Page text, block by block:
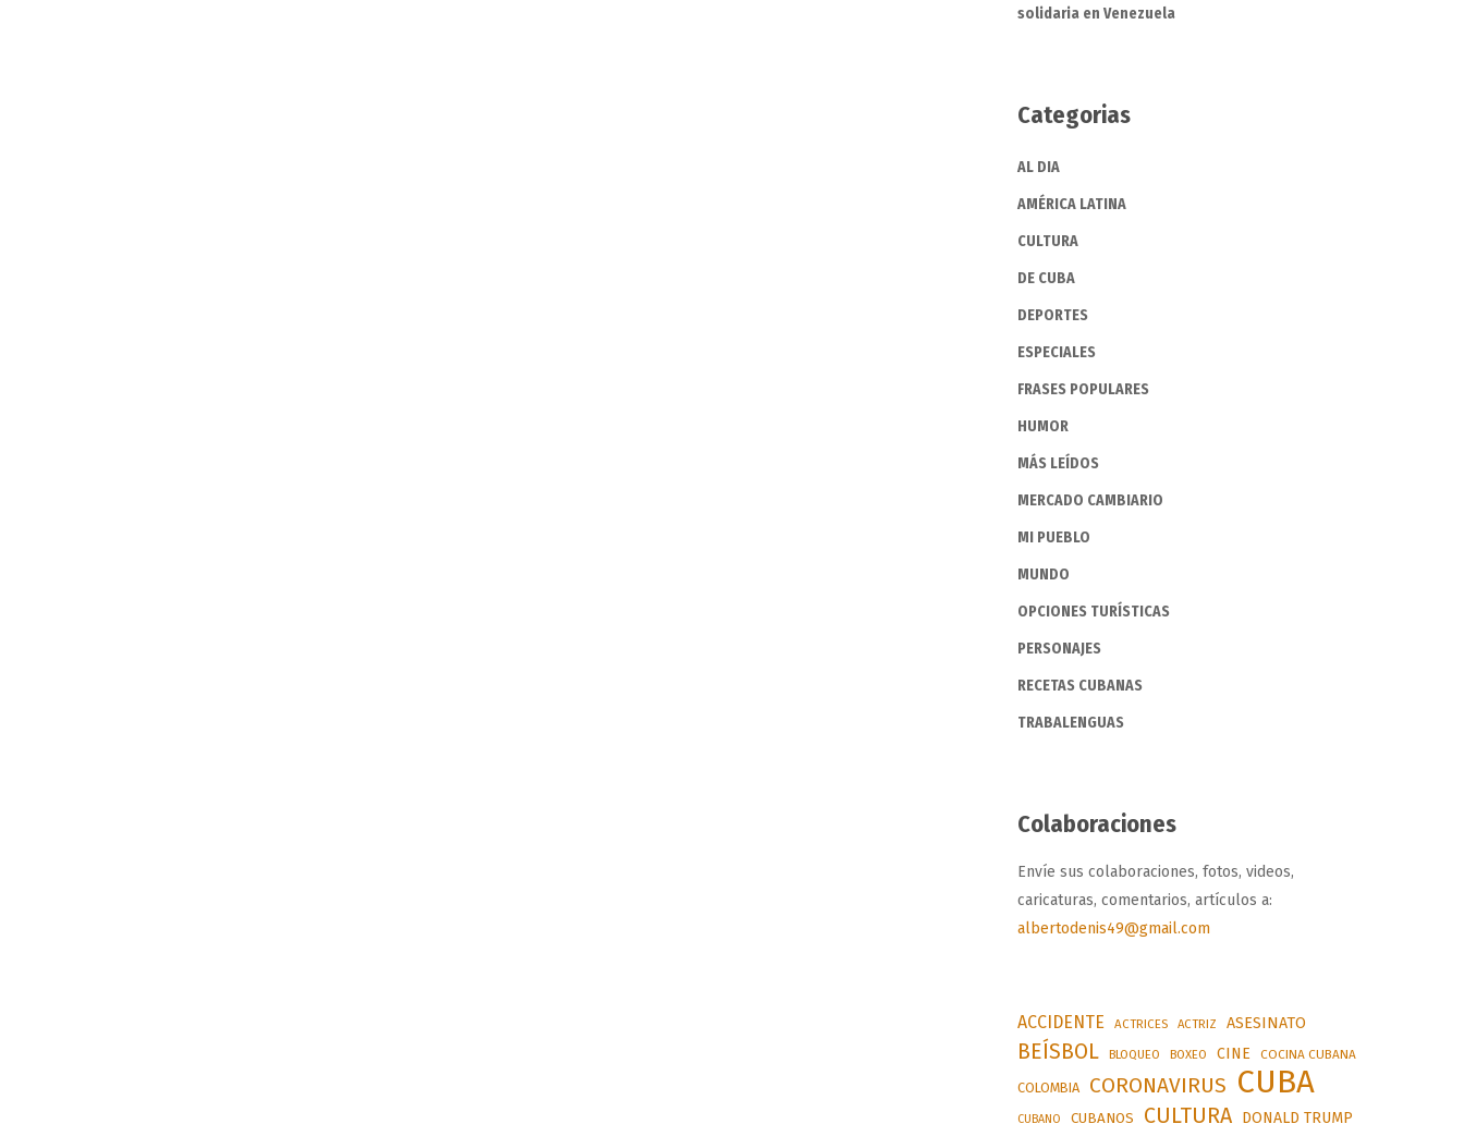
solidaria en Venezuela
Categorias
AL DIA
AMÉRICA LATINA
CULTURA
DE CUBA
DEPORTES
ESPECIALES
FRASES POPULARES
HUMOR
MÁS LEÍDOS
MERCADO CAMBIARIO
MI PUEBLO
MUNDO
OPCIONES TURÍSTICAS
PERSONAJES
RECETAS CUBANAS
TRABALENGUAS
Colaboraciones
Envíe sus colaboraciones, fotos, videos,
caricaturas, comentarios, artículos a:
albertodenis49@gmail.com
ACCIDENTE ACTRICES ACTRIZ ASESINATO
BEÍSBOL BLOQUEO BOXEO CINE COCINA CUBANA
COLOMBIA CORONAVIRUS CUBA
CUBANO CUBANOS CULTURA DONALD TRUMP